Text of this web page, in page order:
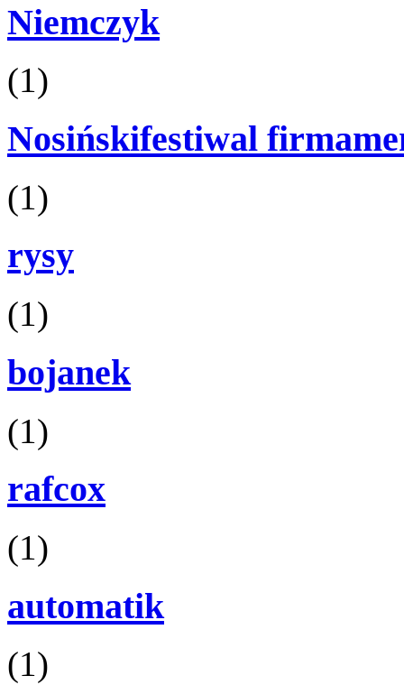
Niemczyk
(1)
Nosińskifestiwal
(1)
rysy
(1)
bojanek
(1)
rafcox
(1)
automatik
(1)